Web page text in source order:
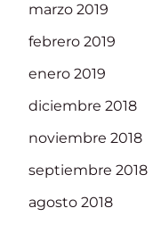
marzo 2019
febrero 2019
enero 2019
diciembre 2018
noviembre 2018
septiembre 2018
agosto 2018